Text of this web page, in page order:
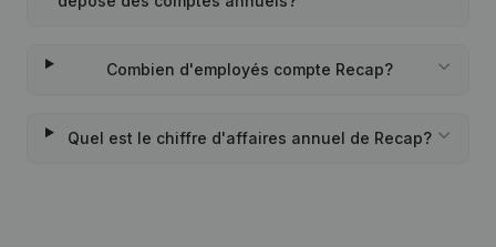
Combien d'employés compte Recap?
Quel est le chiffre d'affaires annuel de Recap?